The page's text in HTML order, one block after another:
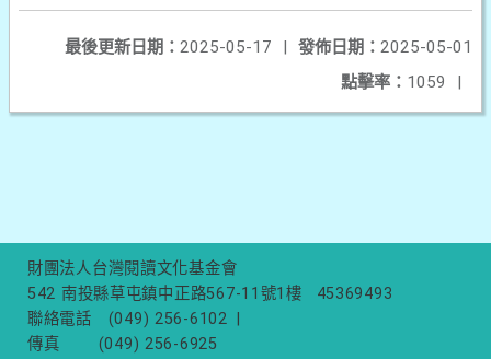
發佈日期： 2025-05-01
最後更新日期： 2025-05-17
|
點擊率： 1059 |
財團法人台灣閱讀文化基金會
542 南投縣草屯鎮中正路567-11號1樓
45369493
聯絡電話
(049) 256-6102
傳真
(049) 256-6925